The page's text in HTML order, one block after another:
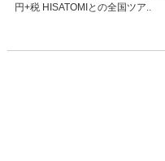
円+税 HISATOMIとの全国ツア..